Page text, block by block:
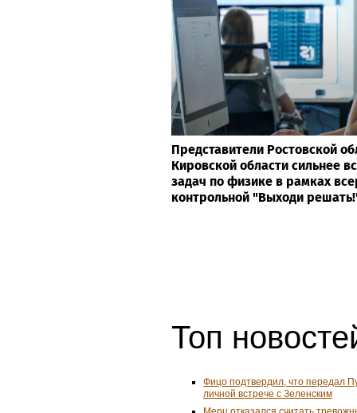
Представители Ростовской
Кировской области сильнее
задач по физике в рамках
контрольной "Выходи
Топ
Фицо подтвердил, что передал
личной встрече с Зеленским